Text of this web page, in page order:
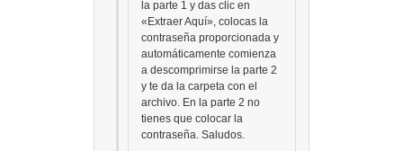
la parte 1 y das clic en
«Extraer Aquí», colocas la
contraseña proporcionada y
automáticamente comienza
a descomprimirse la parte 2
y te da la carpeta con el
archivo. En la parte 2 no
tienes que colocar la
contraseña. Saludos.